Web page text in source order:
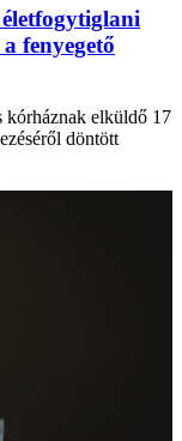
fenyegető
kórháznak elküldő 17
döntött